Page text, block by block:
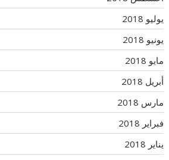
يوليو 2018
يونيو 2018
مايو 2018
أبريل 2018
مارس 2018
فبراير 2018
يناير 2018